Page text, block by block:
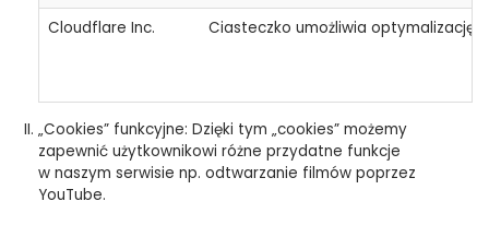
Cloudflare Inc.
Ciasteczko umożliwia optymalizację
„Cookies” funkcyjne: Dzięki tym „cookies” możemy
zapewnić użytkownikowi różne przydatne funkcje
w naszym serwisie np. odtwarzanie filmów poprzez
YouTube.